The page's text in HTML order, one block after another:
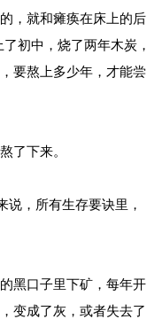
，就和瘫痪在床上的后
初中，烧了两年木炭，
要熬上多少年，才能尝
了下来。
说，所有生存要诀里，
黑口子里下矿，每年开
变成了灰，或者失去了